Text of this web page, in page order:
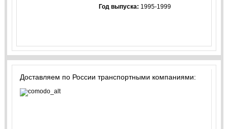
Год выпуска: 1995-1999
Доставляем по России транспортными компаниями: